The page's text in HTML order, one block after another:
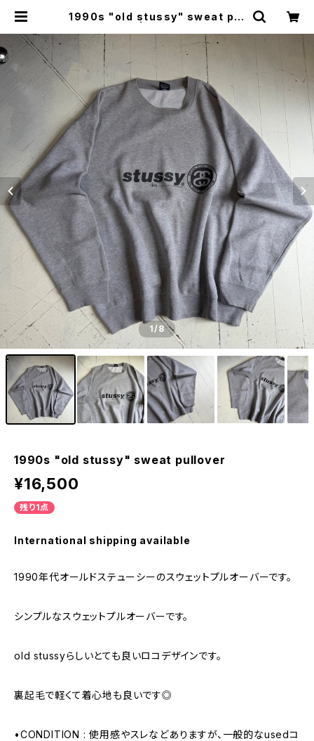
1990s "old stussy" sweat pul
1/8
1990s "old stussy" sweat pullover
¥16,500
残り1点
International shipping available
1990年代オールドステューシーのスウェットプルオーバーです。
シンプルなスウェットプルオーバーです。
old stussyらしいとても良いロコデザインです。
裏起毛で軽くて着心地も良いです◎
•CONDITION : 使用感やスレなどありますが、一般的なusedコ